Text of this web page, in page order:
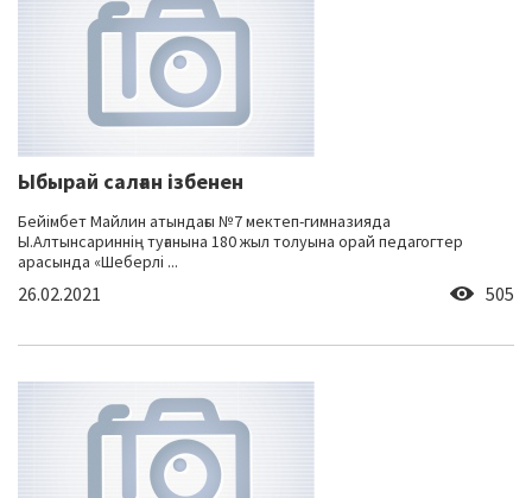
Ыбырай салған ізбенен
Бейімбет Майлин атындағы №7 мектеп-гимназияда
Ы.Алтынсариннің туғанына 180 жыл толуына орай педагогтер
арасында «Шеберлі ...
26.02.2021 505